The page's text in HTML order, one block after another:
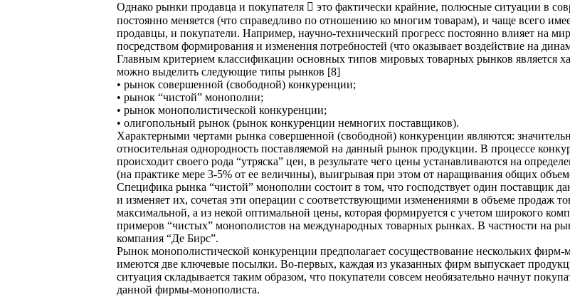
Однако рынки продавца и покупателя  это фактически крайние, полюсные ситуации в
постоянно меняется (что справедливо по отношению ко многим товарам), и чаще всего
продавцы, и покупатели. Например, научно-технический прогресс постоянно влияет на
посредством формирования и изменения потребностей (что оказывает воздействие на
Главным критерием классификации основных типов мировых товарных рынков является
можно выделить следующие типы рынков [8]
• рынок совершенной (свободной) конкуренции;
• рынок “чистой” монополии;
• рынок монополистической конкуренции;
• олигопольный рынок (рынок конкуренции немногих поставщиков).
Характерными чертами рынка совершенной (свободной) конкуренции являются:
относительная однородность поставляемой на данный рынок продукции. В процессе
происходит своего рода “утряска” цен, в результате чего цены устанавливаются на
(на практике мере 3-5% от ее величины), выигрывая при этом от наращивания общих
Специфика рынка “чистой” монополии состоит в том, что господствует один поставщик
и изменяет их, сочетая эти операции с соответствующими изменениями в объеме продаж
максимальной, а из некой оптимальной цены, которая формируется с учетом широкого
примеров “чистых” монополистов на международных товарных рынках. В частности на
компания “Де Бирс”.
Рынок монополистической конкуренции предполагает сосуществование нескольких
имеются две ключевые посылки. Во-первых, каждая из указанных фирм выпускает
ситуация складывается таким образом, что покупатели совсем необязательно начнут
данной фирмы-монополиста.